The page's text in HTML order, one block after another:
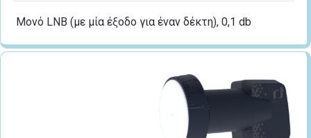
Μονό LNB (με μία έξοδο για έναν δέκτη), 0,1 db